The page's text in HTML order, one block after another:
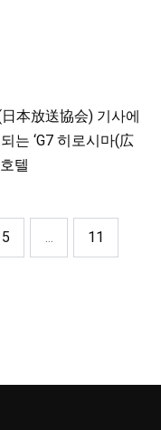
本放送協会) 기사에
는 ‘G7 히로시마(広
텔
5 11